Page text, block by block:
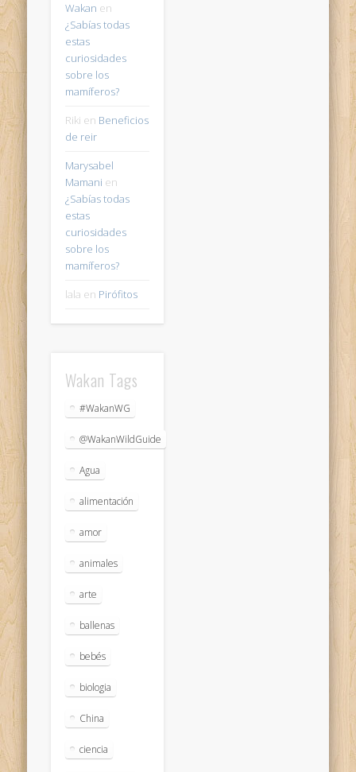
Wakan en
¿Sabías todas
estas
curiosidades
sobre los
mamíferos?
Riki en Beneficios
de reir
Marysabel
Mamani en
¿Sabías todas
estas
curiosidades
sobre los
mamíferos?
lala en Pirófitos
Wakan Tags
#WakanWG
@WakanWildGuide
Agua
alimentación
amor
animales
arte
ballenas
bebés
biologia
China
ciencia